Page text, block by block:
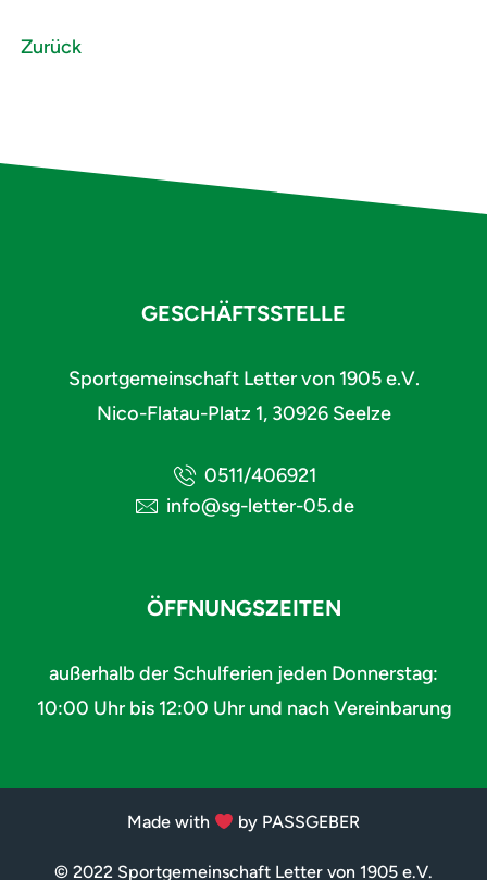
Zurück
GESCHÄFTSSTELLE
Sportgemeinschaft Letter von 1905 e.V.
Nico-Flatau-Platz 1, 30926 Seelze
0511/406921
info@sg-letter-05.de
ÖFFNUNGSZEITEN
außerhalb der Schulferien jeden Donnerstag:
10:00 Uhr bis 12:00 Uhr und nach Vereinbarung
Made with by PASSGEBER
© 2022 Sportgemeinschaft Letter von 1905 e.V.